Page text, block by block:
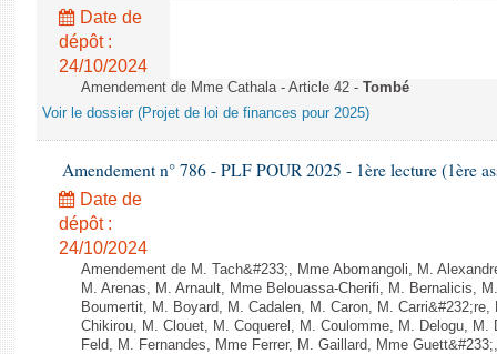
Date de
dépôt :
24/10/2024
Amendement de Mme Cathala - Article 42 - Tombé
Voir le dossier (Projet de loi de finances pour 2025)
Amendement n° 786 - PLF POUR 2025 - 1ère lecture (1ère
Date de
dépôt :
24/10/2024
Amendement de M. Tach&#233;, Mme Abomangoli, M.
M. Arenas, M. Arnault, Mme Belouassa-Cherifi, M. Bernalicis,
Boumertit, M. Boyard, M. Cadalen, M. Caron, M.
Chikirou, M. Clouet, M. Coquerel, M. Coulomme, M. Delogu, M.
Feld, M. Fernandes, Mme Ferrer, M. Gaillard, Mme